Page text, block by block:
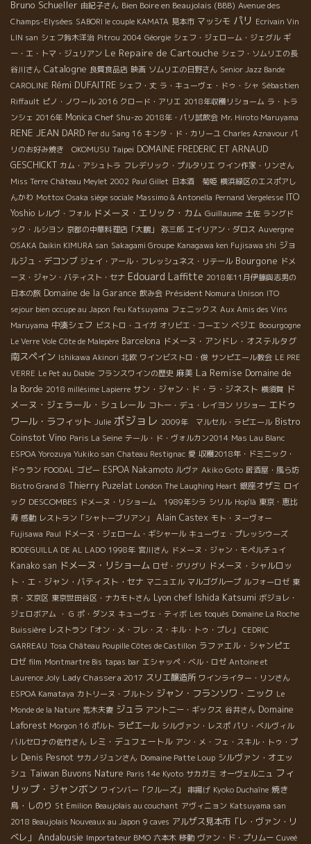
Bruno Schueller 由紀子さん Bien Boire en Beaujolais (BBB) Avenue des
Champs-Elysées SABORI le couple KAMATA 見本市 マッシモ パリ Ecrivain Vin
LIN san シェフ鈴木洋治 Pitrou 2004 Géorgie シェフ・ジェローム・ジェグル ギ
ー・エ・トマ・ジュリアン Le Repaire de Cartouche シェフ・ソムリエの長
谷川さん Catalogne 良質食品店 映画 ソムリエの日野さん Senior Jazz Bande
CAROLINE Rémi DUFAITRE シェフ・丈 ラ・キューヴェ・ドゥ・シャ Sébastien
Riffault ピノ・ノワール 2016 クロード・アリエ 2018年収穫リショーム ラ・トラ
ンシェ 2016年 Monica Chef Shu-zo 2018年・パリ試飲会 Mr. Hiroto Maruyama
RENE JEAN DARD Fer du Sang 16 キンタ・ド・カリーユ Charles Aznavour パ
リのお好み焼き OKOMUSU Taipei DOMAINE FREDERIC ET ARNAUD
GESCHICKT カム・アシュトラ フレデリック・プルタリエ ワイン作家・リンさん
Miss Terre Château Meylet 2002 Paul Gillet 日本酒 菊姫 横浜緑区のエスポアし
んかわ Mottox Osaka siège sociale Massimo & Antonella Pernand Vergelesse ITO
Yoshio レルヴ・フォル ドメーヌ・エリック・カム Guillaume 土佐 ラングド
ック・ルシヨン 京都の中華料理店「大鵬」 弥三郎 エイリアン・ダロス Auvergne
OSAKA Daikin KIMURA san Sakagami Groupe Kanagawa ken Fujisawa shi ジョ
ルジュ・デコンブ ジェイ・アール・フレッシュネス・リテール Bourgone ドメ
ーヌ・ジャン・バティスト・セナ Edouard Laffitte 2018年11月伊藤與志男の
日本の旅 Domaine de la Garance 飲み会 Président Nomura Unison ITO
sejour bien occupe au Japon Feu Katsuyama フェニックス Aux Amis des Vins
Maruyama 中湊シェフ ビストロ・ユイガ オリビエ・コーエン ベジエ Boourgogne
Le Verre Vole Côte de Malepère Barcelona ドメーヌ・アンドレ・オステルタグ
南スペイン Ishikawa Akinori 北欧 ワインビストロ・俊 サンピエール教会 LE PRE
VERRE Le Pet au Diable フランスワインの歴史 麻美 La Remise Domaine de
la Borde 2018 millésime Lapierre サン・ジャン・ド・ラ・ジネスト 横須賀 ド
メーヌ・ジェラール・シュレール コトー・デュ・レイヨン リショー エドゥ
ワール・ラフィット Julie ボジョレ 2009年 マルセル・ラピエール Bistro
Coinstot Vino Paris La Seine テール・ド・ヴォルカン2014 Mas Lau Blanc
ESPOA Yorozuya Yukiko san Chateau Restignac 愛 収穫2018年・ドミニック・
ドゥラン FOODAL ゴビー ESPOA Nakamoto ルヴァ Akiko Goto 居酒屋・風ら坊
Bistro Grand 8 Thierry Puzelat London The Laughing Heart 銀座オザミ ロイ
ック DESCOMBES ドメーヌ・リショーム 1989年シラ シリル Hop'là 東京・恵比
寿 感動 レストラン「シャトーブリアン」 Alain Castex モト・ヌーヴォー
Fujisawa Paul ドメーヌ・ジェローム・ギシャール キューヴェ・プレッシウーズ
BODEGUILLA DE AL LADO 1998年 宮川さん ドメーヌ・ジャン・モペルチュイ
Kanako san ドメーヌ・リショーム ロゼ・グリグリ ドメーヌ・シャルロッ
ト・エ・ジャン・バティスト・セナ マニュエル マルゴグループ ルフォーロゼ 東
京・文京区 東京世田谷区・ナカモトさん Lyon chef Ishida Katsumi ボジョレ・
ジェロボアム
・ G ポ・ダンヌ キューヴェ・ティボ Les toqués Domaine La Roche
Buissière レストラン「オン・メ・フレ・ス・キル・トゥ・プレ」
CEDRIC
GARREAU Tosa Château Poupille Côtes de Castillon ラファエル・シャンピエ
ロゼ film Montmartre Bis tapas bar エシャッペ・ベル・ロゼ Antoine et
Laurence Joly Lady Chassera 2017 スリエ醸造所 ワインライター・リンさん
ESPOA Kamataya カトリーヌ・ブルトン ジャン・フランソワ・ニック Le
Monde de la Nature 荒木夫妻 ジュラ アントニー・ギックス 谷井さん Domaine
Laforest Morgon 16 ポルト ラピエール シルヴァン・レスポ パリ・ベルヴィル
バルセロナの佐竹さん レミ・デュフェートル アン・メ・フェ・スキル・トゥ・プ
レ Denis Pesnot サカノジュンさん Domaine Patte Loup シルヴァン・オエッ
シュ Taiwan Buvons Nature Paris 14e Kyoto サカガミ オーヴェルニュ フィ
リップ・ジャンボン ワインバー「クルーズ」 串揚げ Kyoko Duchaîne 焼き
鳥・しのり St Emilion Beaujolais au couchant アヴィニョン Katsuyama san
2018 Beaujolais Nouveaux au Japon 9 caves アルザス見本市「レ・ヴァン・リ
ベレ」
Andalousie Importateur BMO 六本木 移動 ヴァン・ド・プリムー Cuveé